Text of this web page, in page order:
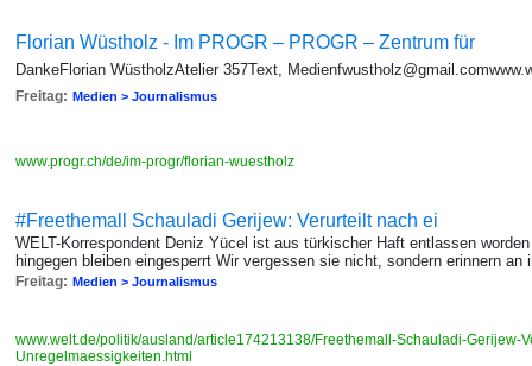
Florian Wüstholz - Im PROGR – PROGR – Zentrum für
DankeFlorian WüstholzAtelier 357Text,
Freitag: Medien > Journalismus
www.progr.ch/de/im-progr/florian-wuestholz
#Freethemall Schauladi Gerijew: Verurteilt nach ei
WELT-Korrespondent Deniz Yücel ist aus türkischer Haft entlassen
hingegen bleiben eingesperrt Wir vergessen sie nicht, sondern erinnern an
Freitag: Medien > Journalismus
www.welt.de/politik/ausland/article174213138/Freethemall-Schauladi-Gerijew-
Unregelmaessigkeiten.html